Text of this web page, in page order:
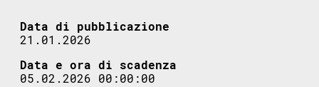
Data di pubblicazione
21.01.2026
Data e ora di scadenza
05.02.2026 00:00:00